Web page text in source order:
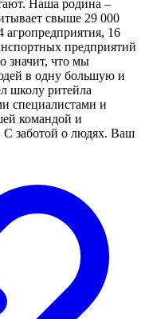
Наша родина –
свыше 29 000
агропредприятия, 16
предприятий
значит, что мы
в одну большую и
школу ритейла
специалистами и
командой и
С заботой о людях. Ваш